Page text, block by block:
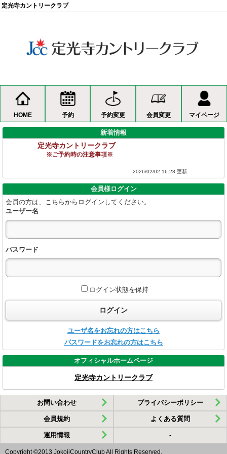
定光寺カントリークラブ
HOME 予約 予約変更 会員変更 マイページ
新着情報
定光寺カントリークラブ
※ご予約時の注意事項※
2026/02/02 16:28 更新
会員様ログイン
会員の方は、こちらからログインしてください。
ユーザー名
パスワード
ログイン状態を保持
ログイン
ユーザ名をお忘れの方はこちら
パスワードをお忘れの方はこちら
オフィシャルホームページ
定光寺カントリークラブ
お問い合わせ プライバシーポリシー
会員規約 よくある質問
運用情報 -
Copyright ©2013 JokojiCountryClub All Rights Reserved.